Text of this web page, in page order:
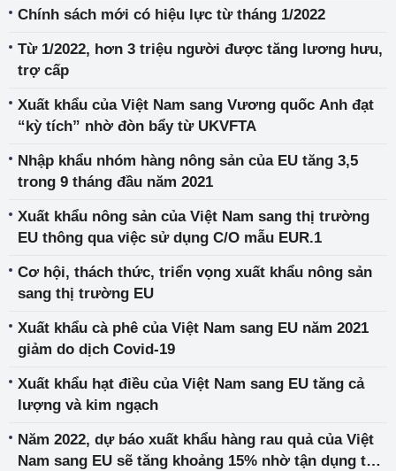
Chính sách mới có hiệu lực từ tháng 1/2022
Từ 1/2022, hơn 3 triệu người được tăng lương hưu,
trợ cấp
Xuất khẩu của Việt Nam sang Vương quốc Anh đạt
“kỳ tích” nhờ đòn bẩy từ UKVFTA
Nhập khẩu nhóm hàng nông sản của EU tăng 3,5
trong 9 tháng đầu năm 2021
Xuất khẩu nông sản của Việt Nam sang thị trường
EU thông qua việc sử dụng C/O mẫu EUR.1
Cơ hội, thách thức, triển vọng xuất khẩu nông sản
sang thị trường EU
Xuất khẩu cà phê của Việt Nam sang EU năm 2021
giảm do dịch Covid-19
Xuất khẩu hạt điều của Việt Nam sang EU tăng cả
lượng và kim ngạch
Năm 2022, dự báo xuất khẩu hàng rau quả của Việt
Nam sang EU sẽ tăng khoảng 15% nhờ tận dụng tốt